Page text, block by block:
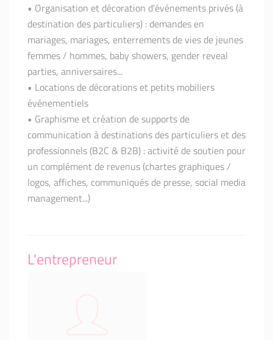
• Organisation et décoration d'événements privés (à
destination des particuliers) : demandes en
mariages, mariages, enterrements de vies de jeunes
femmes / hommes, baby showers, gender reveal
parties, anniversaires...
• Locations de décorations et petits mobiliers
événementiels
• Graphisme et création de supports de
communication à destinations des particuliers et des
professionnels (B2C & B2B) : activité de soutien pour
un complément de revenus (chartes graphiques /
logos, affiches, communiqués de presse, social media
management...)
L'entrepreneur